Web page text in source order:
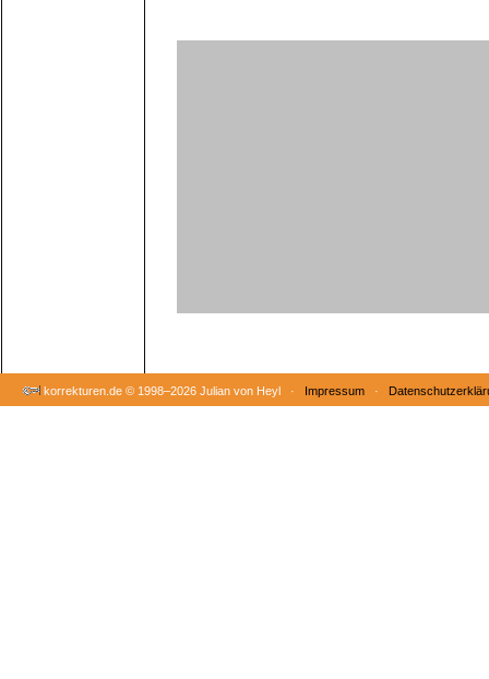
korrekturen.de © 1998–2026 Julian von Heyl · Impressum ·